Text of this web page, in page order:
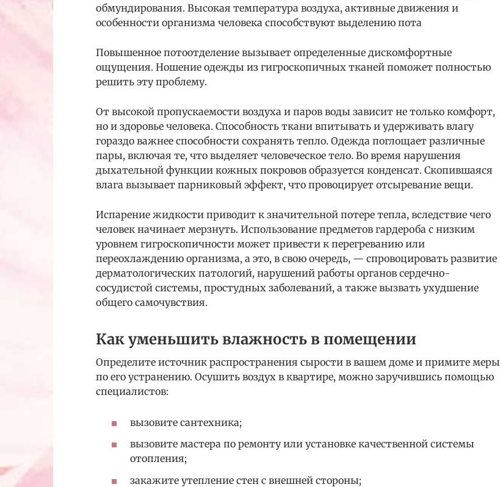
обмундирования. Высокая температура воздуха, активные движения и
особенности организма человека способствуют выделению пота
Повышенное потоотделение вызывает определенные дискомфортные
ощущения. Ношение одежды из гигроскопичных тканей поможет полностью
решить эту проблему.
От высокой пропускаемости воздуха и паров воды зависит не только комфорт,
но и здоровье человека. Способность ткани впитывать и удерживать влагу
гораздо важнее способности сохранять тепло. Одежда поглощает различные
пары, включая те, что выделяет человеческое тело. Во время нарушения
дыхательной функции кожных покровов образуется конденсат. Скопившаяся
влага вызывает парниковый эффект, что провоцирует отсыревание вещи.
Испарение жидкости приводит к значительной потере тепла, вследствие чего
человек начинает мерзнуть. Использование предметов гардероба с низким
уровнем гигроскопичности может привести к перегреванию или
переохлаждению организма, а это, в свою очередь, — спровоцировать развитие
дерматологических патологий, нарушений работы органов сердечно-
сосудистой системы, простудных заболеваний, а также вызвать ухудшение
общего самочувствия.
Как уменьшить влажность в помещении
Определите источник распространения сырости в вашем доме и примите меры
по его устранению. Осушить воздух в квартире, можно заручившись помощью
специалистов:
вызовите сантехника;
вызовите мастера по ремонту или установке качественной системы
отопления;
закажите утепление стен с внешней стороны;